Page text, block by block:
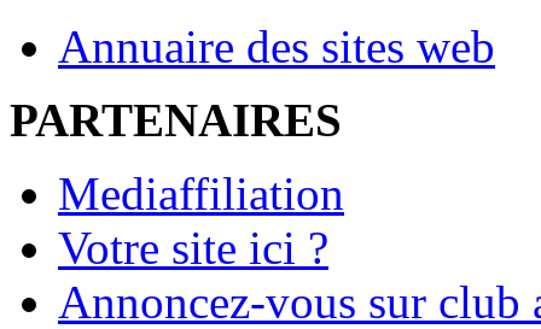
Annuaire des sites web
PARTENAIRES
Mediaffiliation
Votre site ici ?
Annoncez-vous sur